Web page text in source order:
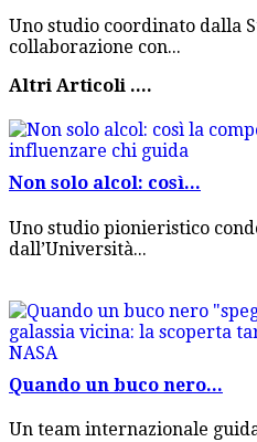
Uno studio coordinato dalla
collaborazione con...
Altri Articoli ....
Non solo alcol: così...
Uno studio pionieristico
dall’Università...
Quando un buco nero...
Un team internazionale